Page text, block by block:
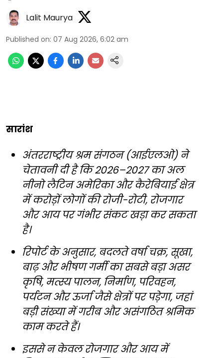
Lalit Maurya
Published on: 07 Aug 2026, 6:02 am
सारांश
अंतरराष्ट्रीय श्रम संगठन (आईएलओ) ने
चेतावनी दी है कि 2026–2027 का अल
नीनो लैटिन अमेरिका और कैरेबियाई क्षेत्र
में करोड़ों लोगों की रोजी-रोटी, रोजगार
और आय पर गंभीर संकट खड़ा कर सकता
है।
रिपोर्ट के अनुसार, बदलते वर्षा चक्र, सूखा,
बाढ़ और भीषण गर्मी का सबसे बड़ा असर
कृषि, मत्स्य पालन, निर्माण, परिवहन,
पर्यटन और ऊर्जा जैसे क्षेत्रों पर पड़ेगा, जहां
बड़ी संख्या में गरीब और असंगठित श्रमिक
काम करते हैं।
इससे न केवल रोजगार और आय में